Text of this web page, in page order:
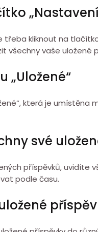
třeba kliknout na
všechny vaše uložené
„Uložené“
která je umístěna
své
příspěvků, uvidíte
podle času.